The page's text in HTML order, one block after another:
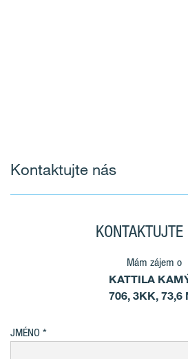
Kontaktujte nás
Mám zájem o
KATTILA
706, 3KK, 73,6
JMÉNO